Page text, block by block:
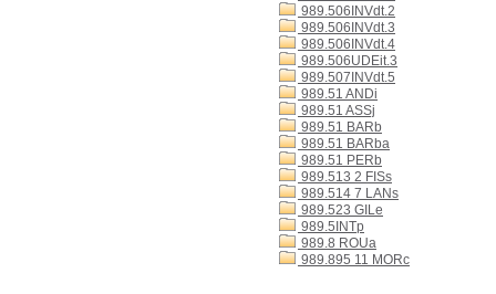
989.506INVdt.2
989.506INVdt.3
989.506INVdt.4
989.506UDEit.3
989.507INVdt.5
989.51 ANDi
989.51 ASSj
989.51 BARb
989.51 BARba
989.51 PERb
989.513 2 FISs
989.514 7 LANs
989.523 GILe
989.5INTp
989.8 ROUa
989.895 11 MORc